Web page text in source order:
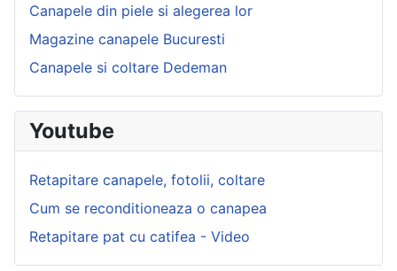
Canapele din piele si alegerea lor
Magazine canapele Bucuresti
Canapele si coltare Dedeman
Youtube
Retapitare canapele, fotolii, coltare
Cum se reconditioneaza o canapea
Retapitare pat cu catifea - Video